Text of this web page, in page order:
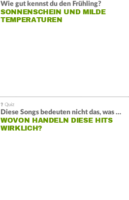
Wie gut kennst du den Frühling?
SONNENSCHEIN UND MILDE
TEMPERATUREN
Diese Songs bedeuten nicht das, was du denkst
WOVON HANDELN DIESE HITS
WIRKLICH?